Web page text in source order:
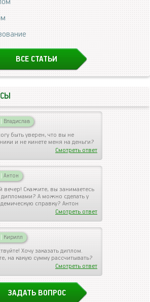
ВСЕ СТАТЬИ
| Владислав
быть уверен, что вы не
и не кинете меня на деньги?
Смотреть ответ
| Антон
вечер! Скажите, вы занимаетесь
дипломами? А можно сделать у
справку? Антон
Смотреть ответ
| Кирилл
Хочу заказать диплом.
на какую сумму рассчитывать?
Смотреть ответ
ЗАДАТЬ ВОПРОС